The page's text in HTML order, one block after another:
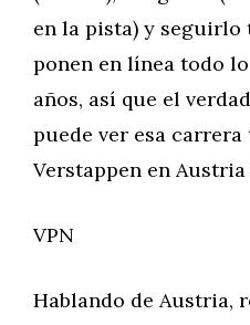
en la pista) y seguirlo
ponen en línea todo
años, así que el
puede ver esa carrera
Verstappen en Austria
VPN
Hablando de Austria,